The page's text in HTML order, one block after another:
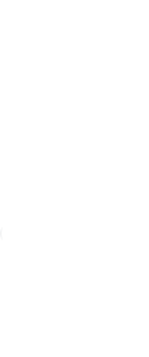
里，实行快慢车